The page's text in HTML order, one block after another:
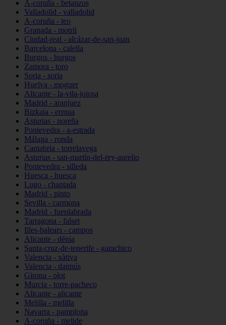
A-coruña - betanzos
Valladolid - valladolid
A-coruña - teo
Granada - motril
Ciudad-real - alcázar-de-san-juan
Barcelona - calella
Burgos - burgos
Zamora - toro
Soria - soria
Huelva - moguer
Alicante - la-vila-joiosa
Madrid - aranjuez
Bizkaia - ermua
Asturias - noreña
Pontevedra - a-estrada
Málaga - ronda
Cantabria - torrelavega
Asturias - san-martín-del-rey-aurelio
Pontevedra - silleda
Huesca - huesca
Lugo - chantada
Madrid - pinto
Sevilla - carmona
Madrid - fuenlabrada
Tarragona - falset
Illes-balears - campos
Alicante - dénia
Santa-cruz-de-tenerife - garachico
Valencia - xàtiva
Valencia - daimús
Girona - olot
Murcia - torre-pacheco
Alicante - alicante
Melilla - melilla
Navarra - pamplona
A-coruña - melide